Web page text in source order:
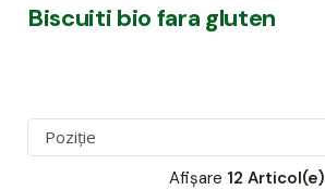
Biscuiti bio fara gluten
Afișare 12 Articol(e)